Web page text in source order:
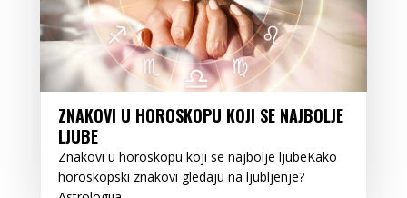
ZNAKOVI U HOROSKOPU KOJI SE NAJBOLJE
LJUBE
Znakovi u horoskopu koji se najbolje ljubeKako
horoskopski znakovi gledaju na ljubljenje?